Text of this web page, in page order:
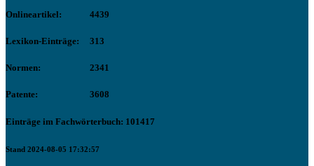
Onlineartikel: 4439
Lexikon-Einträge: 313
Normen: 2341
Patente: 3608
Einträge im Fachwörterbuch: 101417
Stand 2024-08-05 17:32:57